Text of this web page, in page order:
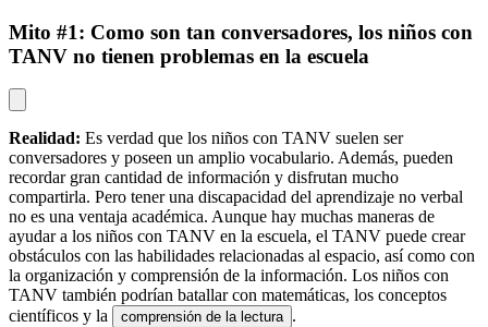
Mito #1: Como son tan conversadores, los niños con
TANV no tienen problemas en la escuela
Realidad: Es verdad que los niños con TANV suelen ser
conversadores y poseen un amplio vocabulario. Además, pueden
recordar gran cantidad de información y disfrutan mucho
compartirla. Pero tener una discapacidad del aprendizaje no verbal
no es una ventaja académica. Aunque hay muchas maneras de
ayudar a los niños con TANV en la escuela, el TANV puede crear
obstáculos con las habilidades relacionadas al espacio, así como con
la organización y comprensión de la información. Los niños con
TANV también podrían batallar con matemáticas, los conceptos
científicos y la
comprensión de la lectura .